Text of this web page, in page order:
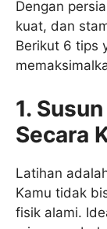
Dengan
kuat, dan
Berikut 6 tips
1.
Secara
Latihan
Kamu tidak
fisik alami.